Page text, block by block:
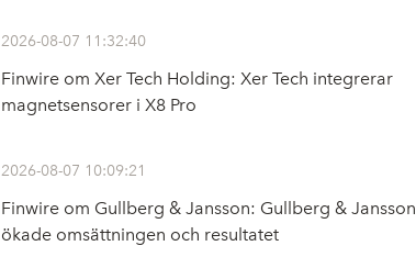
2026-08-07 11:32:40
Finwire om Xer Tech Holding: Xer Tech integrerar
magnetsensorer i X8 Pro
2026-08-07 10:09:21
Finwire om Gullberg & Jansson: Gullberg & Jansson
ökade omsättningen och resultatet